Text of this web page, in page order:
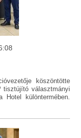
köszöntötte
tisztújító választmányi
Hotel különtermében.